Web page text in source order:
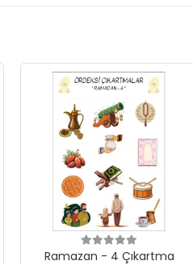
Ramazan - 4 Çıkartma